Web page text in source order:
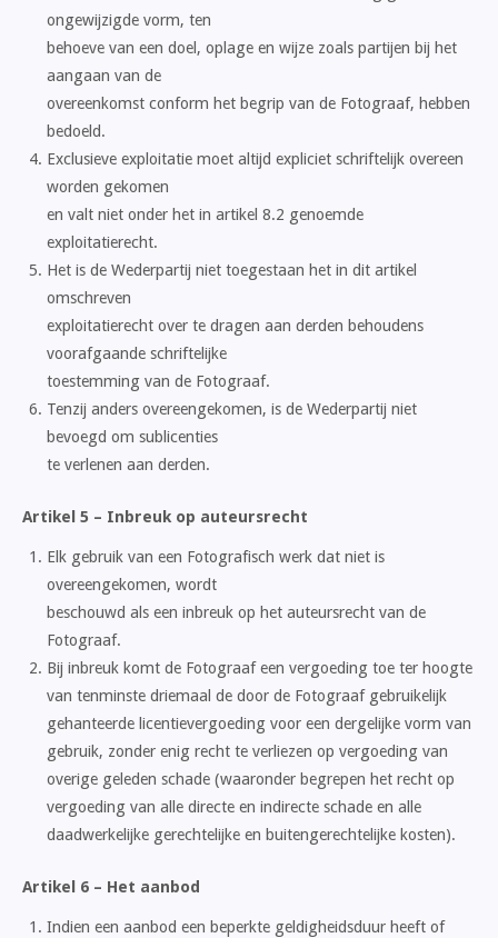
ongewijzigde vorm, ten
behoeve van een doel, oplage en wijze zoals partijen bij het
aangaan van de
overeenkomst conform het begrip van de Fotograaf, hebben
bedoeld.
Exclusieve exploitatie moet altijd expliciet schriftelijk overeen
worden gekomen
en valt niet onder het in artikel 8.2 genoemde
exploitatierecht.
Het is de Wederpartij niet toegestaan het in dit artikel
omschreven
exploitatierecht over te dragen aan derden behoudens
voorafgaande schriftelijke
toestemming van de Fotograaf.
Tenzij anders overeengekomen, is de Wederpartij niet
bevoegd om sublicenties
te verlenen aan derden.
Artikel 5 – Inbreuk op auteursrecht
Elk gebruik van een Fotografisch werk dat niet is
overeengekomen, wordt
beschouwd als een inbreuk op het auteursrecht van de
Fotograaf.
Bij inbreuk komt de Fotograaf een vergoeding toe ter hoogte
van tenminste driemaal de door de Fotograaf gebruikelijk
gehanteerde licentievergoeding voor een dergelijke vorm van
gebruik, zonder enig recht te verliezen op vergoeding van
overige geleden schade (waaronder begrepen het recht op
vergoeding van alle directe en indirecte schade en alle
daadwerkelijke gerechtelijke en buitengerechtelijke kosten).
Artikel 6 – Het aanbod
Indien een aanbod een beperkte geldigheidsduur heeft of